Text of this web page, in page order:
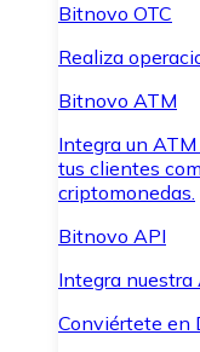
Bitnovo OTC
Realiza
Bitnovo ATM
Integra un
tus clientes
criptomonedas.
Bitnovo API
Integra nuestra
Conviértete en